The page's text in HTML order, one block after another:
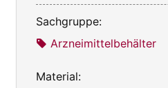
Sachgruppe:
Arzneimittelbehälter
Material: